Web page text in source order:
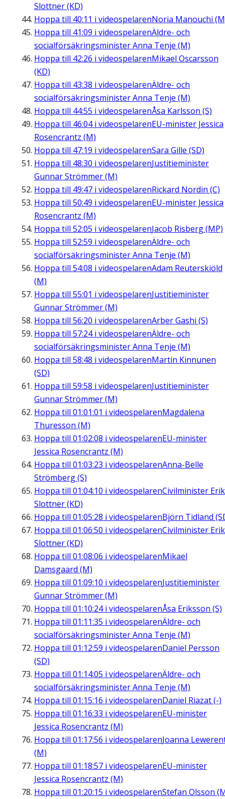
Slottner (KD)
Hoppa till 40:11 i videospelarenNoria Manouchi
Hoppa till 41:09 i videospelarenÄldre- och
socialförsäkringsminister Anna Tenje (M)
Hoppa till 42:26 i videospelarenMikael Oscarsson
(KD)
Hoppa till 43:38 i videospelarenÄldre- och
socialförsäkringsminister Anna Tenje (M)
Hoppa till 44:55 i videospelarenÅsa Karlsson (S)
Hoppa till 46:04i videospelarenEU-minister Jessica
Rosencrantz (M)
Hoppa till 47:19 i videospelarenSara Gille (SD)
Hoppa till 48:30 i videospelarenJustitieminister
Gunnar Strömmer (M)
Hoppa till 49:47 i videospelarenRickard Nordin (C)
Hoppa till 50:49 i videospelarenEU-minister Jessica
Rosencrantz (M)
Hoppa till 52:05 i videospelarenJacob Risberg (MP)
Hoppa till 52:59 i videospelarenÄldre- och
socialförsäkringsminister Anna Tenje (M)
Hoppa till 54:08 i videospelarenAdam Reuterskiöld
(M)
Hoppa till 55:01 i videospelarenJustitieminister
Gunnar Strömmer (M)
Hoppa till 56:20 i videospelarenArber Gashi (S)
Hoppa till 57:24i videospelarenÄldre- och
socialförsäkringsminister Anna Tenje (M)
Hoppa till 58:48 i videospelarenMartin Kinnunen
(SD)
Hoppa till 59:58 i videospelarenJustitieminister
Gunnar Strömmer (M)
Hoppa till 01:01:01 i videospelarenMagdalena
Thuresson (M)
Hoppa till 01:02:08 i videospelarenEU-minister
Jessica Rosencrantz (M)
Hoppa till 01:03:23 i videospelarenAnna-Belle
Strömberg (S)
Hoppa till 01:04:10 i videospelarenCivilminister Erik
Slottner (KD)
Hoppa till 01:05:28 i videospelarenBjörn Tidland
Hoppa till 01:06:50 i videospelarenCivilminister Erik
Slottner (KD)
Hoppa till 01:08:06 i videospelarenMikael
Damsgaard (M)
Hoppa till 01:09:10 i videospelarenJustitieminister
Gunnar Strömmer (M)
Hoppa till 01:10:24i videospelarenÅsa Eriksson (S)
Hoppa till 01:11:35 i videospelarenÄldre- och
socialförsäkringsminister Anna Tenje (M)
Hoppa till 01:12:59 i videospelarenDaniel Persson
(SD)
Hoppa till 01:14:05 i videospelarenÄldre- och
socialförsäkringsminister Anna Tenje (M)
Hoppa till 01:15:16 i videospelarenDaniel Riazat (-)
Hoppa till 01:16:33 i videospelarenEU-minister
Jessica Rosencrantz (M)
Hoppa till 01:17:56 i videospelarenJoanna
(M)
Hoppa till 01:18:57 i videospelarenEU-minister
Jessica Rosencrantz (M)
Hoppa till 01:20:15 i videospelarenStefan Olsson